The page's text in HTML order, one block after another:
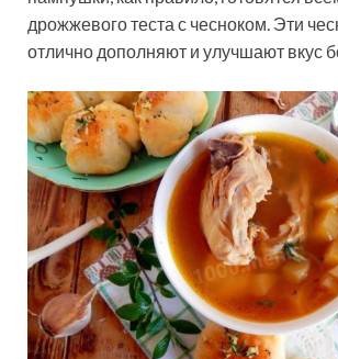
дрожжевого теста с чесноком. Эти
отлично дополняют и улучшают вкус